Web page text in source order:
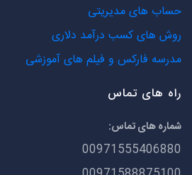
حساب های مدیریتی
روش های کسب درآمد دلاری
مدرسه فارکس و فیلم های آموزشی
راه های تماس
شماره های تماس:
00971555406880